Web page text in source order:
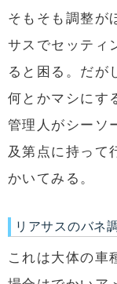
そもそも調整が
サスでセッティ
ると困る。だが
何とかマシにす
管理人がシーソ
及第点に持って
かいてみる。
リアサスのバネ
これは大体の車